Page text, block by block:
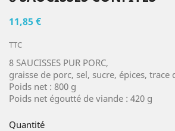
11,85 €
TTC
8 SAUCISSES PUR PORC,
graisse de porc, sel, sucre, épices, trace
Poids net : 800 g
Poids net égoutté de viande : 420 g
Quantité